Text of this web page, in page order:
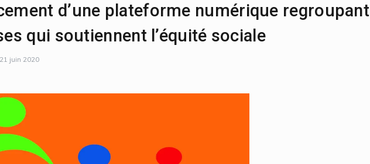
d’une plateforme numérique regroupant
qui soutiennent l’équité sociale
21 juin 2020